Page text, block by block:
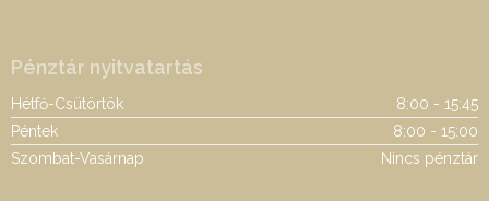
Pénztár nyitvatartás
Hétfő-Csütörtök
8:00 - 15:45
Péntek
8:00 - 15:00
Szombat-Vasárnap
Nincs pénztár